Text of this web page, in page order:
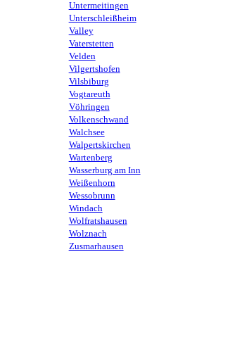
Untermeitingen
Unterschleißheim
Valley
Vaterstetten
Velden
Vilgertshofen
Vilsbiburg
Vogtareuth
Vöhringen
Volkenschwand
Walchsee
Walpertskirchen
Wartenberg
Wasserburg am Inn
Weißenhorn
Wessobrunn
Windach
Wolfratshausen
Wolznach
Zusmarhausen